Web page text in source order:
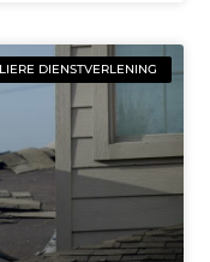
DIENSTVERLENING